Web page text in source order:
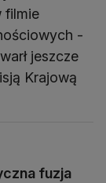
filmie
-
jeszcze
Krajową
fuzja